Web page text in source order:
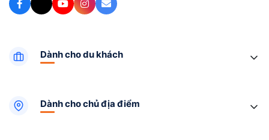
Dành cho du khách
Dành cho chủ địa điểm